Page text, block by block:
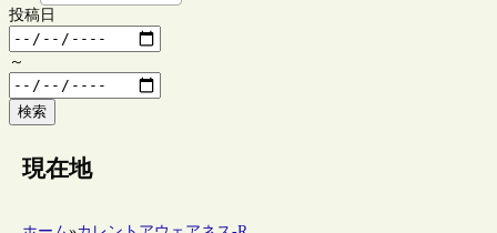
投稿日
～
検索
現在地